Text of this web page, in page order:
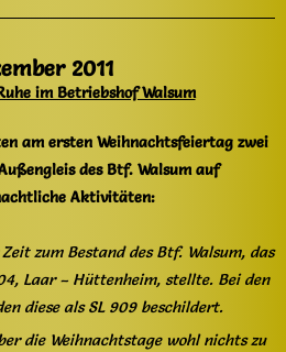
2011
im Betriebshof Walsum
am ersten Weihnachtsfeiertag zwei
des Btf. Walsum auf
Aktivitäten:
zum Bestand des Btf. Walsum, das
Laar – Hüttenheim, stellte. Bei den
diese als SL 909 beschildert.
die Weihnachtstage wohl nichts zu